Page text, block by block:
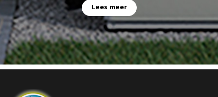
Lees meer